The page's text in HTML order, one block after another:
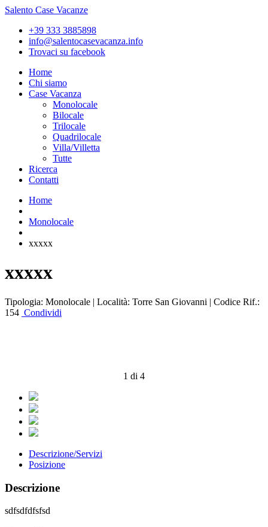
Salento Case Vacanze
+39 333 3885898
info@salentocasevacanza.info
Trovaci su facebook
Home
Chi siamo
Case Vacanza
Monolocale
Bilocale
Trilocale
Quadrilocale
Villa/Villetta
Tutte
Ricerca
Contatti
Home
Monolocale
xxxxx
xxxxx
Tipologia: Monolocale | Località: Torre San Giovanni | Codice Rif.:
154 Condividi
1 di 4
Descrizione/Servizi
Posizione
Descrizione
sdfsdfdfsfsd